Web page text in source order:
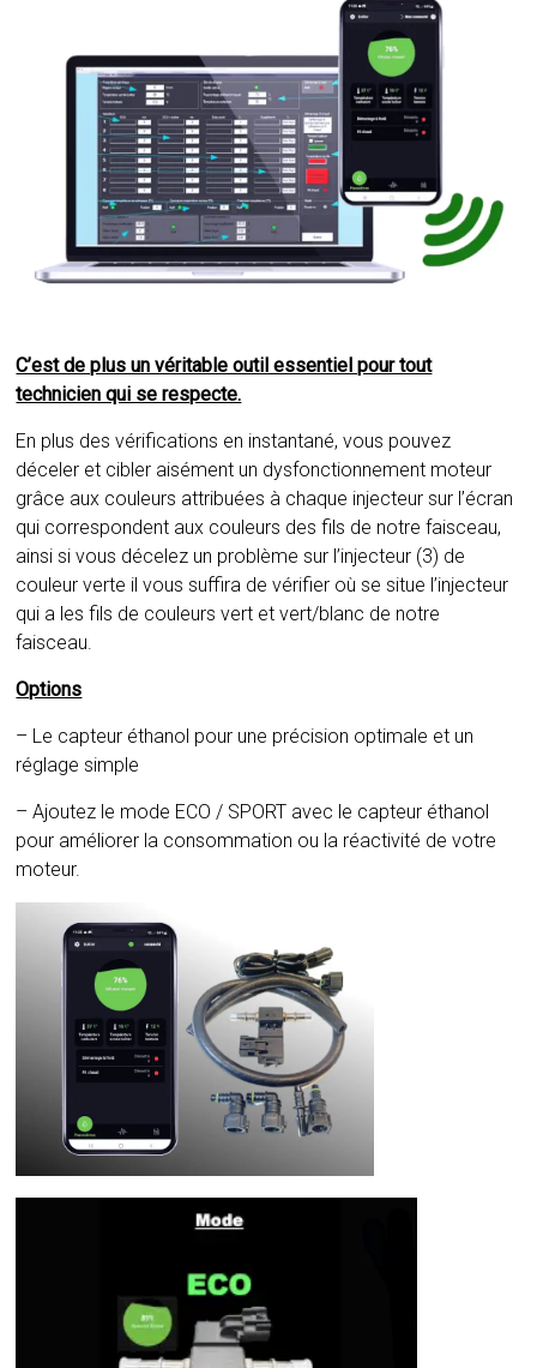
C’est de plus un véritable outil essentiel pour tout
technicien qui se respecte.
En plus des vérifications en instantané, vous pouvez
déceler et cibler aisément un dysfonctionnement moteur
grâce aux couleurs attribuées à chaque injecteur sur l’écran
qui correspondent aux couleurs des fils de notre faisceau,
ainsi si vous décelez un problème sur l’injecteur (3) de
couleur verte il vous suffira de vérifier où se situe l’injecteur
qui a les fils de couleurs vert et vert/blanc de notre
faisceau.
Options
– Le capteur éthanol pour une précision optimale et un
réglage simple
– Ajoutez le mode ECO / SPORT avec le capteur éthanol
pour améliorer la consommation ou la réactivité de votre
moteur.